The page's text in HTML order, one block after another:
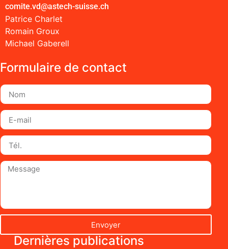
comite.vd@astech-suisse.ch
Patrice Charlet
Romain Groux
Michael Gaberell
Formulaire de contact
Envoyer
Dernières publications